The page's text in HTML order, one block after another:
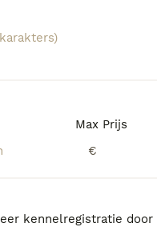
Max Prijs
€
kennelregistratie door
grote mate het
kunnen variëren van
rond de 75%
zijn meestal de meest
krullen en
uit twee F1-ouders,
uiterlijk als vachttype.
0 Cavapoo Pups te
gevonden.
jouw perfecte hond: